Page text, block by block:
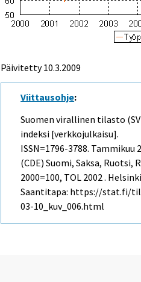
Päivitetty10.3.2009
Viittausohje:
Suomen virallinen tilasto
indeksi [verkkojulkaisu].
ISSN=1796-3788. Tammikuu
(CDE) Suomi, Saksa, Ruotsi,
2000=100, TOL 2002 .
Saantitapa: https://stat.fi/
03-10_kuv_006.html